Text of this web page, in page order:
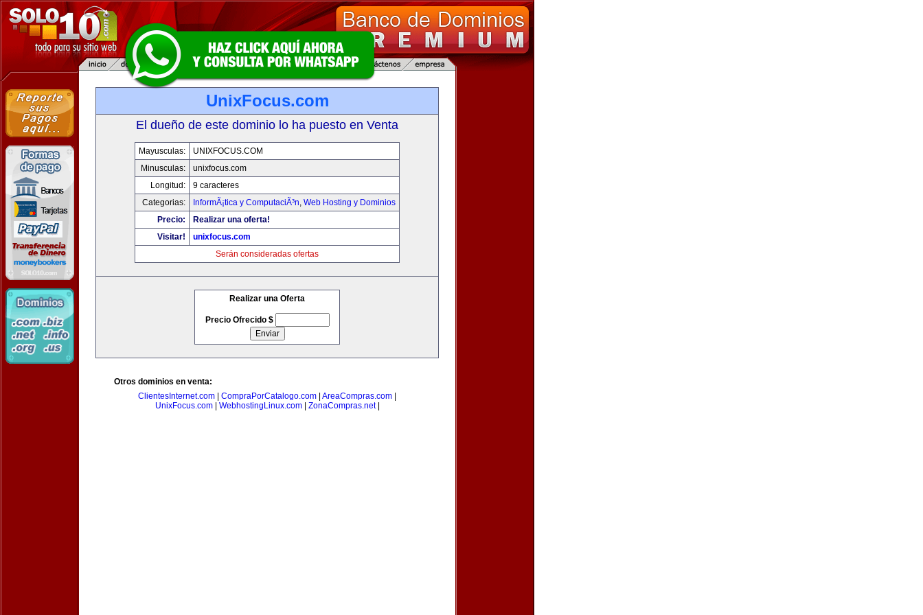
UnixFocus.com
El dueño de este dominio lo ha puesto en Venta
Mayusculas:
UNIXFOCUS.COM
Minusculas:
unixfocus.com
Longitud:
9 caracteres
Categorias:
InformÃ¡tica y ComputaciÃ³n, Web Hosting y Dominios
Precio:
Realizar una oferta!
Visitar!
unixfocus.com
Serán consideradas ofertas
Realizar una Oferta
Precio Ofrecido $
Otros dominios en venta:
ClientesInternet.com
CompraPorCatalogo.com AreaCompras.com
UnixFocus.com| WebhostingLinux.com| ZonaCompras.net|